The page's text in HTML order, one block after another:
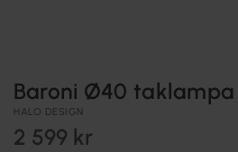
Baroni Ø40 taklampa
HALO DESIGN
2 599 kr